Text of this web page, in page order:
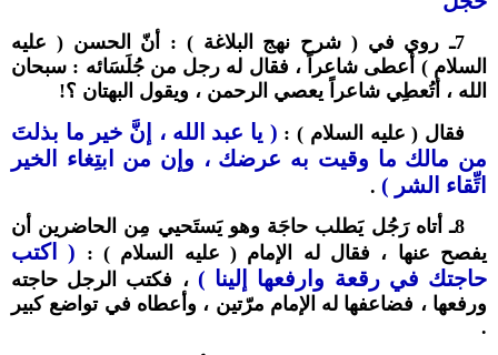
7ـ روي في ( شرح نهج البلاغة ) : أنّ الحسن ( عليه
السلام ) أعطى شاعراً ، فقال له رجل من جُلَسَائه : سبحان
الله ، أتُعطِي شاعراً يعصي الرحمن ، ويقول البهتان ؟!
فقال ( عليه السلام ) : ( يا عبد الله ، إنَّ خير ما بذلتَ
من مالك ما وقيت به عرضك ، وإن من ابتِغاء الخير
اتِّقاء الشر ) .
8ـ أتاه رَجُل يَطلب حاجَة وهو يَستَحيي مِن الحاضرين أن
يفصح عنها ، فقال له الإمام ( عليه السلام ) : ( اكتب
حاجتك في رقعة وارفعها إلينا ) ، فكتب الرجل حاجته
ورفعها ، فضاعفها له الإمام مرّتين ، وأعطاه في تواضع كبير
.